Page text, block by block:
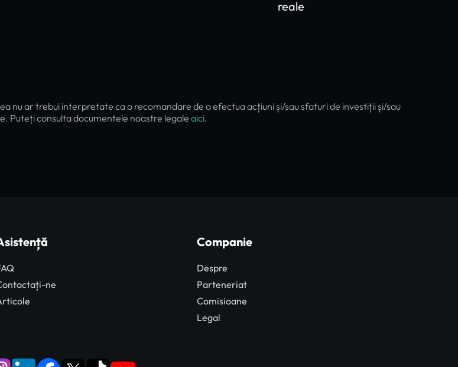
reale
nu ar trebui interpretate ca o recomandare de a efectua acțiuni și/sau sfaturi de investiții și/sau
Puteți consulta documentele noastre legaleaici.
ne
Companie
Despre
Parteneriat
Comisioane
Legal